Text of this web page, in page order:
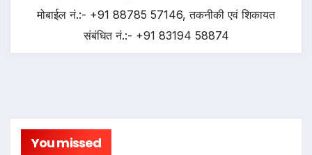
मोबाईल नं.:- +91 88785 57146, तकनीकी एवं शिकायत
संबंधित नं.:- +91 83194 58874
You missed